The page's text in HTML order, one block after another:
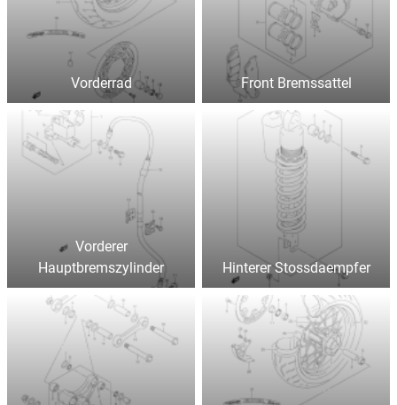
Vorderrad Front Bremssattel
Vorderer
Hauptbremszylinder
Hinterer Stossdaempfer